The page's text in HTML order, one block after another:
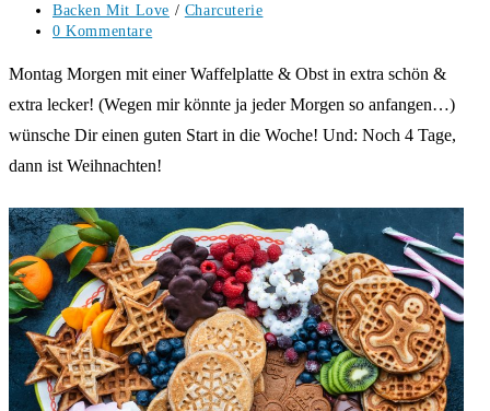
veröffentlicht:
Beitrags-
Kategorie:
Backen Mit Love / Charcuterie
Beitrags-
0 Kommentare
Montag Morgen mit einer Waffelplatte & Obst in extra schön &
extra lecker! (Wegen mir könnte ja jeder Morgen so anfangen…)
wünsche Dir einen guten Start in die Woche! Und: Noch 4 Tage,
dann ist Weihnachten!